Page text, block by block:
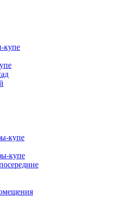
купе
купе
купе